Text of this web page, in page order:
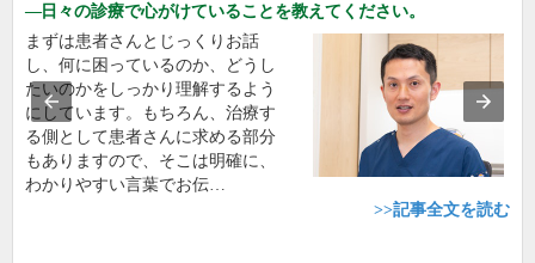
日々の診療で心がけていることを教えてください。
まずは患者さんとじっくりお話
し、何に困っているのか、どうし
たいのかをしっかり理解するよう
にしています。もちろん、治療す
る側として患者さんに求める部分
もありますので、そこは明確に、
わかりやすい言葉でお伝…
>>記事全文を読む